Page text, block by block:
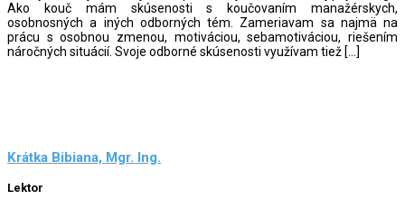
Ako kouč mám skúsenosti s koučovaním manažérskych,
osobnosných a in‎‎‎ých odborných tém. Zameriavam sa najmä na
prácu s osobnou zmenou, motiváciou, sebamotiváciou, riešením
náročných situácií. Svoje odborné skúsenosti využívam tiež […]
Krátka Bibiana, Mgr. Ing.
Lektor